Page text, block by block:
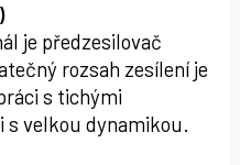
je předzesilovač
rozsah zesílení je
s tichými
s velkou dynamikou.